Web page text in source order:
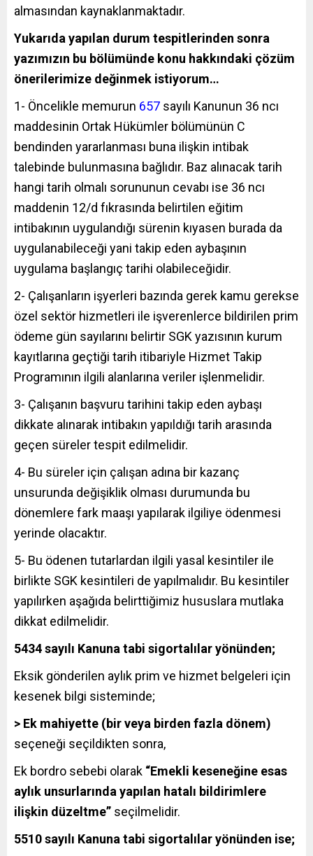
almasından kaynaklanmaktadır.
Yukarıda yapılan durum tespitlerinden sonra
yazımızın bu bölümünde konu hakkındaki çözüm
önerilerimize değinmek istiyorum…
1- Öncelikle memurun 657 sayılı Kanunun 36 ncı
maddesinin Ortak Hükümler bölümünün C
bendinden yararlanması buna ilişkin intibak
talebinde bulunmasına bağlıdır. Baz alınacak tarih
hangi tarih olmalı sorununun cevabı ise 36 ncı
maddenin 12/d fıkrasında belirtilen eğitim
intibakının uygulandığı sürenin kıyasen burada da
uygulanabileceği yani takip eden aybaşının
uygulama başlangıç tarihi olabileceğidir.
2- Çalışanların işyerleri bazında gerek kamu gerekse
özel sektör hizmetleri ile işverenlerce bildirilen prim
ödeme gün sayılarını belirtir SGK yazısının kurum
kayıtlarına geçtiği tarih itibariyle Hizmet Takip
Programının ilgili alanlarına veriler işlenmelidir.
3- Çalışanın başvuru tarihini takip eden aybaşı
dikkate alınarak intibakın yapıldığı tarih arasında
geçen süreler tespit edilmelidir.
4- Bu süreler için çalışan adına bir kazanç
unsurunda değişiklik olması durumunda bu
dönemlere fark maaşı yapılarak ilgiliye ödenmesi
yerinde olacaktır.
5- Bu ödenen tutarlardan ilgili yasal kesintiler ile
birlikte SGK kesintileri de yapılmalıdır. Bu kesintiler
yapılırken aşağıda belirttiğimiz hususlara mutlaka
dikkat edilmelidir.
5434 sayılı Kanuna tabi sigortalılar yönünden;
Eksik gönderilen aylık prim ve hizmet belgeleri için
kesenek bilgi sisteminde;
> Ek mahiyette (bir veya birden fazla dönem)
seçeneği seçildikten sonra,
Ek bordro sebebi olarak “Emekli keseneğine esas
aylık unsurlarında yapılan hatalı bildirimlere
ilişkin düzeltme” seçilmelidir.
5510 sayılı Kanuna tabi sigortalılar yönünden ise;